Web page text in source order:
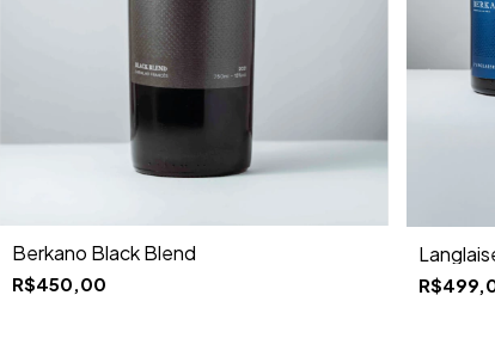
Berkano Black Blend
R$450,00